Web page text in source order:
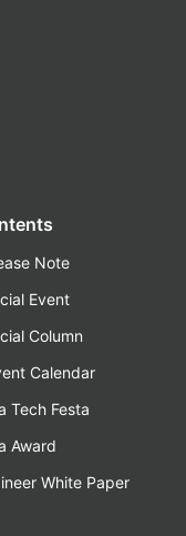
Note
Event
Column
Calendar
Tech Festa
Award
White Paper